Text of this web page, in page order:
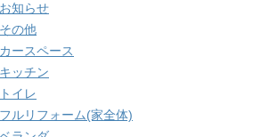
お知らせ
その他
カースペース
キッチン
トイレ
フルリフォーム(家全体)